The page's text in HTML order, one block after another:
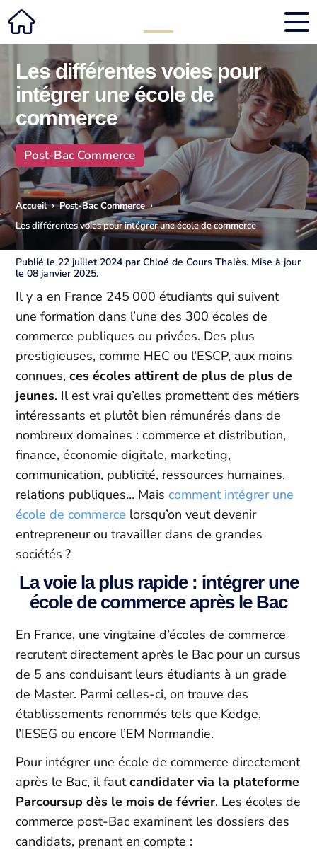
Les différentes voies pour
intégrer une école de
commerce
Post-Bac Commerce
Accueil › Post-Bac Commerce ›
Les différentes voies pour intégrer une école de commerce
Publié le 22 juillet 2024 par Chloé de Cours Thalès. Mise à jour
le 08 janvier 2025.
Il y a en France 245 000 étudiants qui suivent
une formation dans l’une des 300 écoles de
commerce publiques ou privées. Des plus
prestigieuses, comme HEC ou l’ESCP, aux moins
connues,ces écoles attirent de plus de plus de
jeunes. Il est vrai qu’elles promettent des métiers
intéressants et plutôt bien rémunérés dans de
nombreux domaines : commerce et distribution,
finance, économie digitale, marketing,
communication, publicité, ressources humaines,
relations publiques… Maiscomment intégrer une
école de commerce lorsqu’on veut devenir
entrepreneur ou travailler dans de grandes
sociétés ?
La voie la plus rapide : intégrer une
école de commerce après le Bac
En France, une vingtaine d’écoles de commerce
recrutent directement après le Bac pour un cursus
de 5 ans conduisant leurs étudiants à un grade
de Master. Parmi celles-ci, on trouve des
établissements renommés tels que Kedge,
l’IESEG ou encore l’EM Normandie.
Pour intégrer une école de commerce directement
après le Bac, il fautcandidater via la plateforme
Parcoursup dès le mois de février. Les écoles de
commerce post-Bac examinent les dossiers des
candidats, prenant en compte :